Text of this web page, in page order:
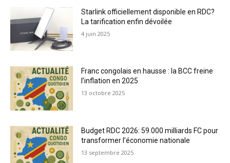
Starlink officiellement disponible en RDC?
La tarification enfin dévoilée
4 juin 2025
Franc congolais en hausse : la BCC freine
l’inflation en 2025
13 octobre 2025
Budget RDC 2026: 59.000 milliards FC pour
transformer l’économie nationale
13 septembre 2025